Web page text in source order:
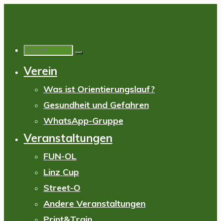
Search
for:
Verein
Was ist Orientierungslauf?
Gesundheit und Gefahren
WhatsApp-Gruppe
Veranstaltungen
FUN-OL
Linz Cup
Street-O
Andere Veranstaltungen